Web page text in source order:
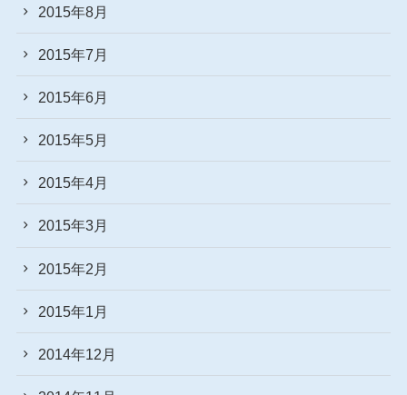
2015年8月
2015年7月
2015年6月
2015年5月
2015年4月
2015年3月
2015年2月
2015年1月
2014年12月